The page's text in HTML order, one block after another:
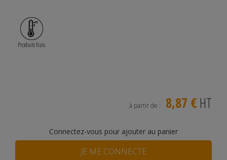
Produits frais
à partir de : 8,87 € HT
Connectez-vous pour ajouter au panier
JE ME CONNECTE